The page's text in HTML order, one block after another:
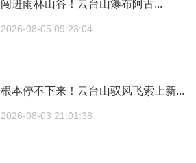
闯进雨林山谷！云台山瀑布阿古...
2026-08-05 09:23:04
根本停不下来！云台山驭风飞索上新...
2026-08-03 21:01:38